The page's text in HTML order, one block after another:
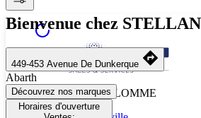
STELLANTIS &YOU LOMME
Bienvenue chez
449-453 Avenue De Dunkerque
Abarth
Découvrez nos marques
Horaires d'ouverture